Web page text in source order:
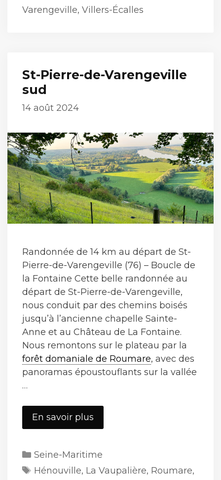
Varengeville, Villers-Écalles
St-Pierre-de-Varengeville
sud
14 août 2024
Randonnée de 14 km au départ de St-
Pierre-de-Varengeville (76) – Boucle de
la Fontaine Cette belle randonnée au
départ de St-Pierre-de-Varengeville,
nous conduit par des chemins boisés
jusqu’à l’ancienne chapelle Sainte-
Anne et au Château de La Fontaine.
Nous remontons sur le plateau par la
forêt domaniale de Roumare, avec des
panoramas époustouflants sur la vallée
…
En savoir plus
Pierre-
Varengeville
sud
Catégories
Seine-Maritime
Étiquettes
Hénouville, La Vaupalière, Roumare,